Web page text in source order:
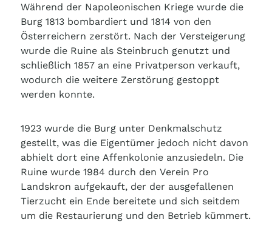
Während der Napoleonischen Kriege wurde die
Burg 1813 bombardiert und 1814 von den
Österreichern zerstört. Nach der Versteigerung
wurde die Ruine als Steinbruch genutzt und
schließlich 1857 an eine Privatperson verkauft,
wodurch die weitere Zerstörung gestoppt
werden konnte.
1923 wurde die Burg unter Denkmalschutz
gestellt, was die Eigentümer jedoch nicht davon
abhielt dort eine Affenkolonie anzusiedeln. Die
Ruine wurde 1984 durch den Verein Pro
Landskron aufgekauft, der der ausgefallenen
Tierzucht ein Ende bereitete und sich seitdem
um die Restaurierung und den Betrieb kümmert.